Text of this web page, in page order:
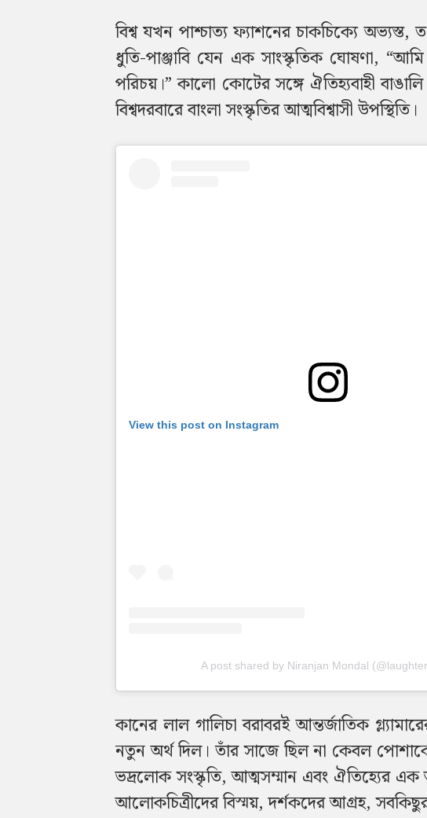
বিশ্ব যখন পাশ্চাত্য ফ্যাশনের চাকচিক্যে
ধুতি-পাঞ্জাবি যেন এক সাংস্কৃতিক ঘোষণা,
পরিচয়।” কালো কোটের সঙ্গে ঐতিহ্যবাহী
বিশ্বদরবারে বাংলা সংস্কৃতির আত্মবিশ্বাসী উপস্থিতি।
View this post on Instagram
A post shared by Niranjan Mondal
কানের লাল গালিচা বরাবরই আন্তর্জাতিক
নতুন অর্থ দিল। তাঁর সাজে ছিল না কেবল
ভদ্রলোক সংস্কৃতি, আত্মসম্মান এবং ঐতিহ্যের এক
আলোকচিত্রীদের বিস্ময়, দর্শকদের আগ্রহ,